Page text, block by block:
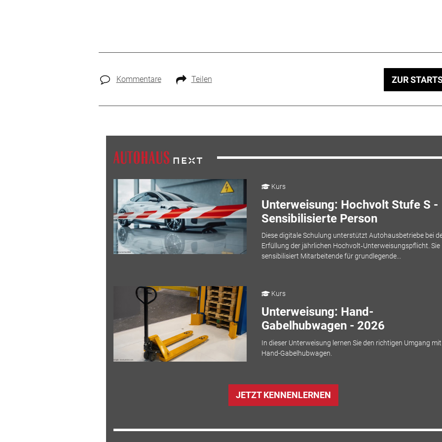
Kommentare Teilen ZUR
Kurs
Unterweisung: Hochvolt Stufe S -
Sensibilisierte Person
Diese digitale Schulung unterstützt Autohausbetriebe bei
Erfüllung der jährlichen Hochvolt‑Unterweisungspflicht. Sie
sensibilisiert Mitarbeitende für grundlegende...
Kurs
Unterweisung: Hand-
Gabelhubwagen - 2026
In dieser Unterweisung lernen Sie den richtigen Umgang mit
Hand-Gabelhubwagen.
JETZT KENNENLERNEN